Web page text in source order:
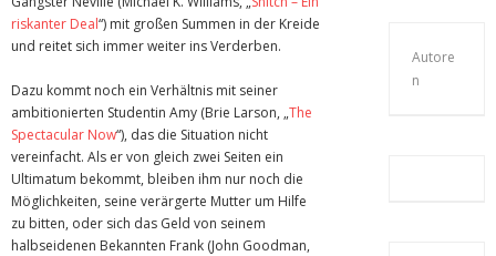
riskanter Deal“) mit großen Summen in der Kreide
und reitet sich immer weiter ins Verderben.
Dazu kommt noch ein Verhältnis mit seiner
ambitionierten Studentin Amy (Brie Larson, „The
Spectacular Now“), das die Situation nicht
vereinfacht. Als er von gleich zwei Seiten ein
Ultimatum bekommt, bleiben ihm nur noch die
Möglichkeiten, seine verärgerte Mutter um Hilfe
zu bitten, oder sich das Geld von seinem
halbseidenen Bekannten Frank (John Goodman,
Autore
n